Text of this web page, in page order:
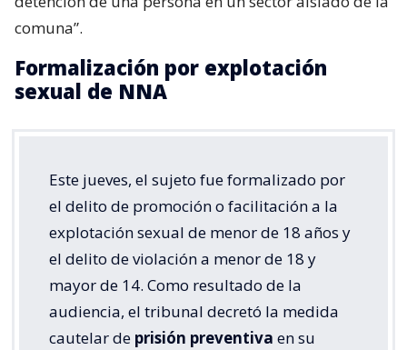
comuna”.
Formalización por explotación
sexual de NNA
Este jueves, el sujeto fue formalizado por
el delito de promoción o facilitación a la
explotación sexual de menor de 18 años y
el delito de violación a menor de 18 y
mayor de 14. Como resultado de la
audiencia, el tribunal decretó la medida
cautelar de prisión preventiva en su